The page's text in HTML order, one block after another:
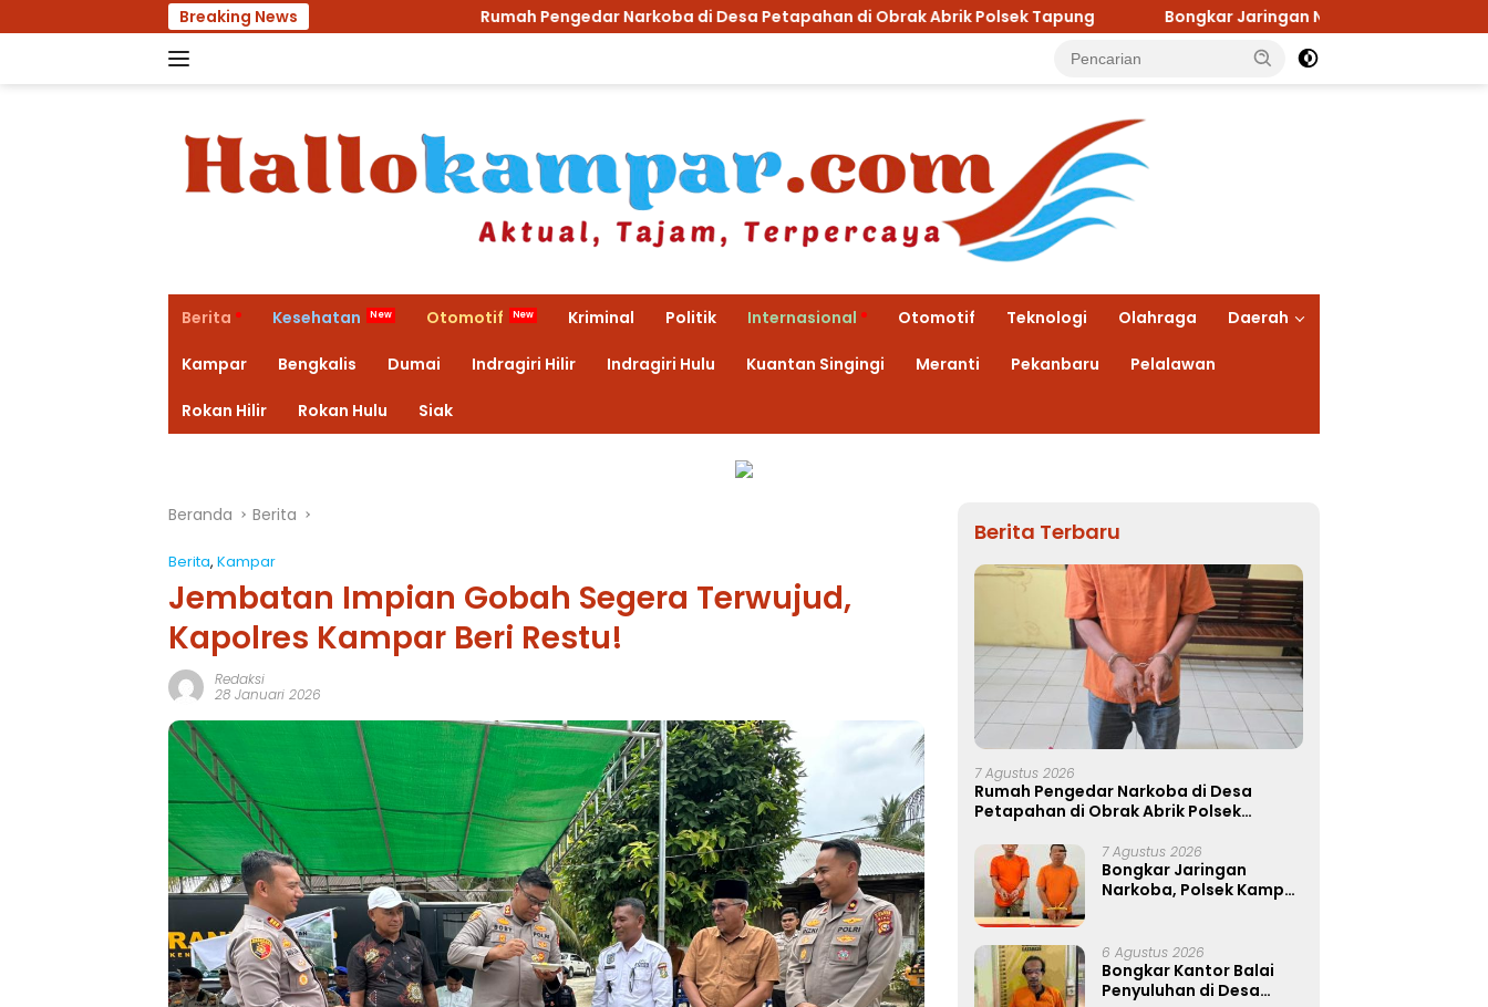
ke
Breaking News Rumah Pengedar Narkoba di Desa Petapahan di Obrak Abrik Polsek Tapung Bongkar Jaringan Narkoba, Polsek Kampar Tangkap Dua
Berita Kesehatan Otomotif Kriminal Politik Internasional Otomotif Teknologi Olahraga Daerah
Kampar Bengkalis Dumai Indragiri Hilir Indragiri Hulu Kuantan Singingi Meranti Pekanbaru Pelalawan
Rokan Hilir Rokan Hulu Siak
Beranda Berita
Berita, Kampar
Jembatan Impian Gobah Segera Terwujud,
Kapolres Kampar Beri Restu!
Redaksi
28 Januari 2026
Berita Terbaru
7 Agustus 2026
Rumah Pengedar Narkoba di Desa
Petapahan di Obrak Abrik Polsek
7 Agustus 2026
Bongkar Jaringan
Narkoba, Polsek Kampar
Ekstasi
6 Agustus 2026
Bongkar Kantor Balai
Penyuluhan di Desa